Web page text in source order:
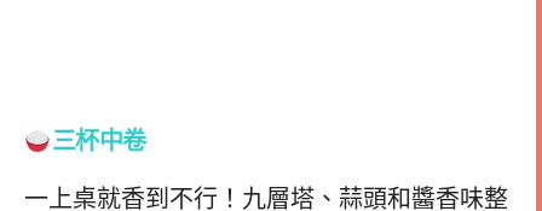
三杯中卷
一上桌就香到不行！九層塔、蒜頭和醬香味整